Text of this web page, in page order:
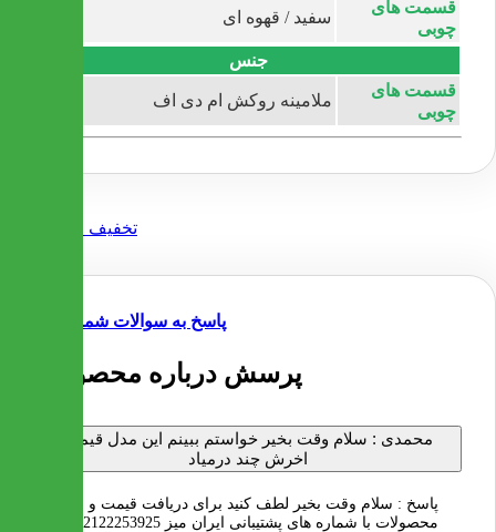
قسمت های
چوبی
سفید / قهوه ای
جنس
قسمت های
چوبی
ملامینه روکش ام دی اف
پاسخ به سوالات شما
4 پرسش درباره محصول
محمدی : سلام وقت بخیر خواستم ببینم این مدل قیمت
اخرش چند درمیاد
پاسخ : سلام وقت بخیر لطف کنید برای دریافت قیمت و مشاهده